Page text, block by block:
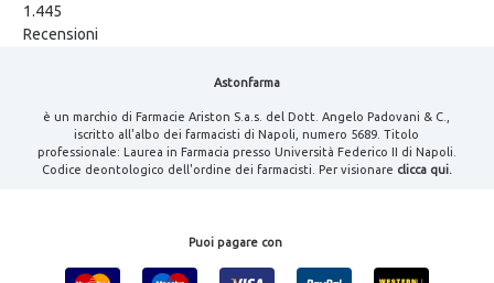
1.445
Recensioni
Astonfarma
è un marchio di Farmacie Ariston S.a.s. del Dott. Angelo Padovani & C.,
iscritto all'albo dei farmacisti di Napoli, numero 5689. Titolo
professionale: Laurea in Farmacia presso Università Federico II di Napoli.
Codice deontologico dell'ordine dei farmacisti. Per visionare clicca qui.
Puoi pagare con